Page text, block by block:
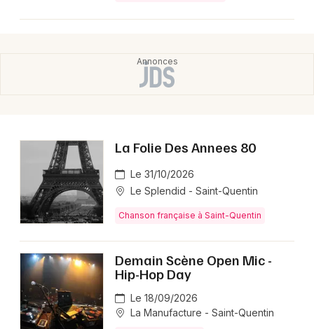
La Folie Des Annees 80
Le 31/10/2026
Le Splendid - Saint-Quentin
Chanson française à Saint-Quentin
Demain Scène Open Mic -
Hip-Hop Day
Le 18/09/2026
La Manufacture - Saint-Quentin